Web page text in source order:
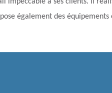
également des